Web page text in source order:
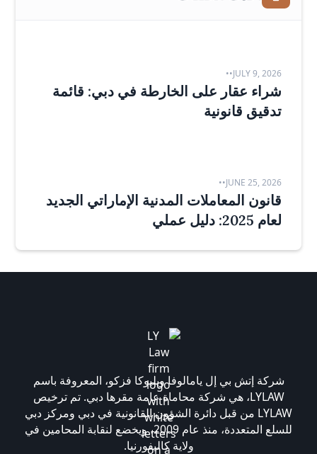
JULY 9, 2026
•
•
شراء عقار على الخارطة في دبي: قائمة
تدقيق قانونية
JUNE 25, 2026
•
•
قانون المعاملات المدنية الإماراتي الجديد
لعام 2025: دليل عملي
شركة إتش بي إل يامالوفا وبليوكا فزكو، المعروفة باسم
LYLAW، هي شركة محاماة عامة مقرها دبي. تم ترخيص
LYLAW من قبل دائرة الشؤون القانونية في دبي ومركز دبي
للسلع المتعددة، منذ عام 2009، ويخضع لنقابة المحامين في
ولاية كاليفورنيا.